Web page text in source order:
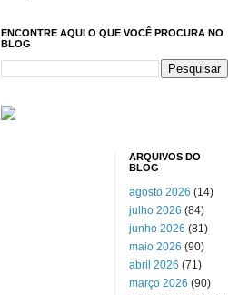
ENCONTRE AQUI O QUE VOCÊ PROCURA NO
BLOG
ARQUIVOS DO
BLOG
agosto 2026 (14)
julho 2026 (84)
junho 2026 (81)
maio 2026 (90)
abril 2026 (71)
março 2026 (90)